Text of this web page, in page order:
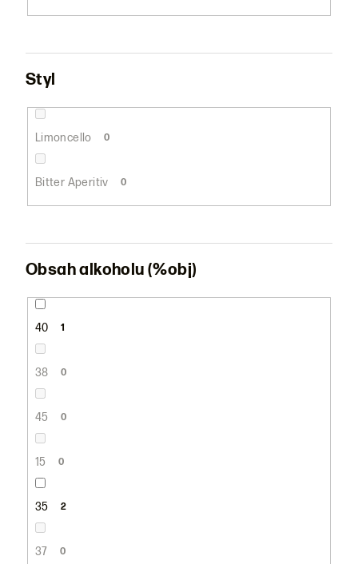
Styl
Limoncello 0
Bitter Aperitiv 0
Obsah alkoholu (%obj)
40 1
38 0
45 0
15 0
35 2
37 0